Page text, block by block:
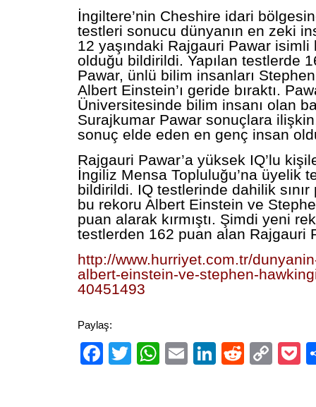
İngiltere’nin Cheshire idari
testleri sonucu dünyanın en zeki
12 yaşındaki Rajgauri Pawar isimli
olduğu bildirildi. Yapılan testlerde
Pawar, ünlü bilim insanları
Albert Einstein’ı geride bıraktı.
Üniversitesinde bilim insanı olan
Surajkumar Pawar sonuçlara
sonuç elde eden en genç insan
Rajgauri Pawar’a yüksek IQ’lu
İngiliz Mensa Topluluğu’na üyelik
bildirildi. IQ testlerinde dahilik sınır
bu rekoru Albert Einstein ve
puan alarak kırmıştı. Şimdi yeni
testlerden 162 puan alan Rajgauri
http://www.hurriyet.com.tr/
albert-einstein-ve-stephen-
40451493
Paylaş:
Facebook
TwitterWhatsApp
EmailLinkedIn
Reddit